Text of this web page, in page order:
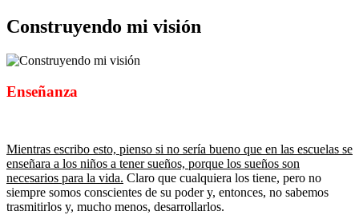
Construyendo mi visión
Enseñanza
Mientras escribo esto, pienso si no sería bueno que en las escuelas se
enseñara a los niños a tener sueños, porque los sueños son
necesarios para la vida. Claro que cualquiera los tiene, pero no
siempre somos conscientes de su poder y, entonces, no sabemos
trasmitirlos y, mucho menos, desarrollarlos.